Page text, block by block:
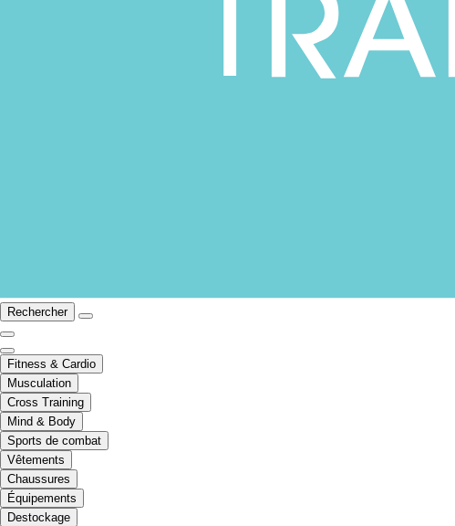
Rechercher
Fitness & Cardio
Musculation
Cross Training
Mind & Body
Sports de combat
Vêtements
Chaussures
Équipements
Destockage